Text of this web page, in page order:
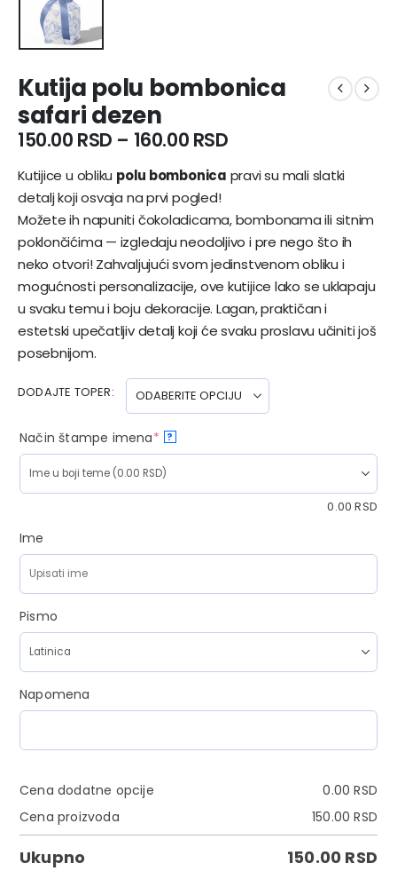
Kutija polu bombonica
safari dezen
150.00 RSD – 160.00 RSD
Kutijice u obliku polu bombonica pravi su mali slatki
detalj koji osvaja na prvi pogled!
Možete ih napuniti čokoladicama, bombonama ili sitnim
poklončićima — izgledaju neodoljivo i pre nego što ih
neko otvori! Zahvaljujući svom jedinstvenom obliku i
mogućnosti personalizacije, ove kutijice lako se uklapaju
u svaku temu i boju dekoracije. Lagan, praktičan i
estetski upečatljiv detalj koji će svaku proslavu učiniti još
posebnijom.
DODAJTE TOPER
Način štampe imena* ?
0.00RSD
Ime
Pismo
Napomena
Cena dodatne opcije 0.00RSD
Cena proizvoda
150.00RSD
Ukupno 150.00 RSD